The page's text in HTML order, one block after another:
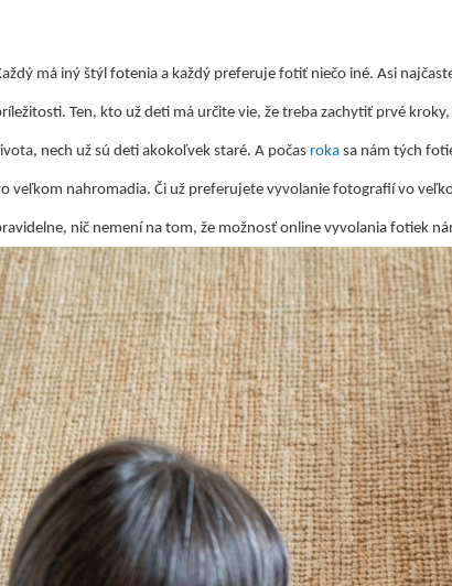
má iný štýl fotenia a každý preferuje fotiť niečo iné. Asi
Ten, kto už deti má určite vie, že treba zachytiť prvé
nech už sú deti akokoľvek staré. A počas roka sa nám tých
veľkom nahromadia. Či už preferujete vyvolanie fotografií vo
nič nemení na tom, že možnosť online vyvolania fotiek